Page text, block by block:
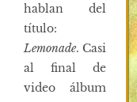
hablan del
título:
Lemonade. Casi
al final de
video álbum